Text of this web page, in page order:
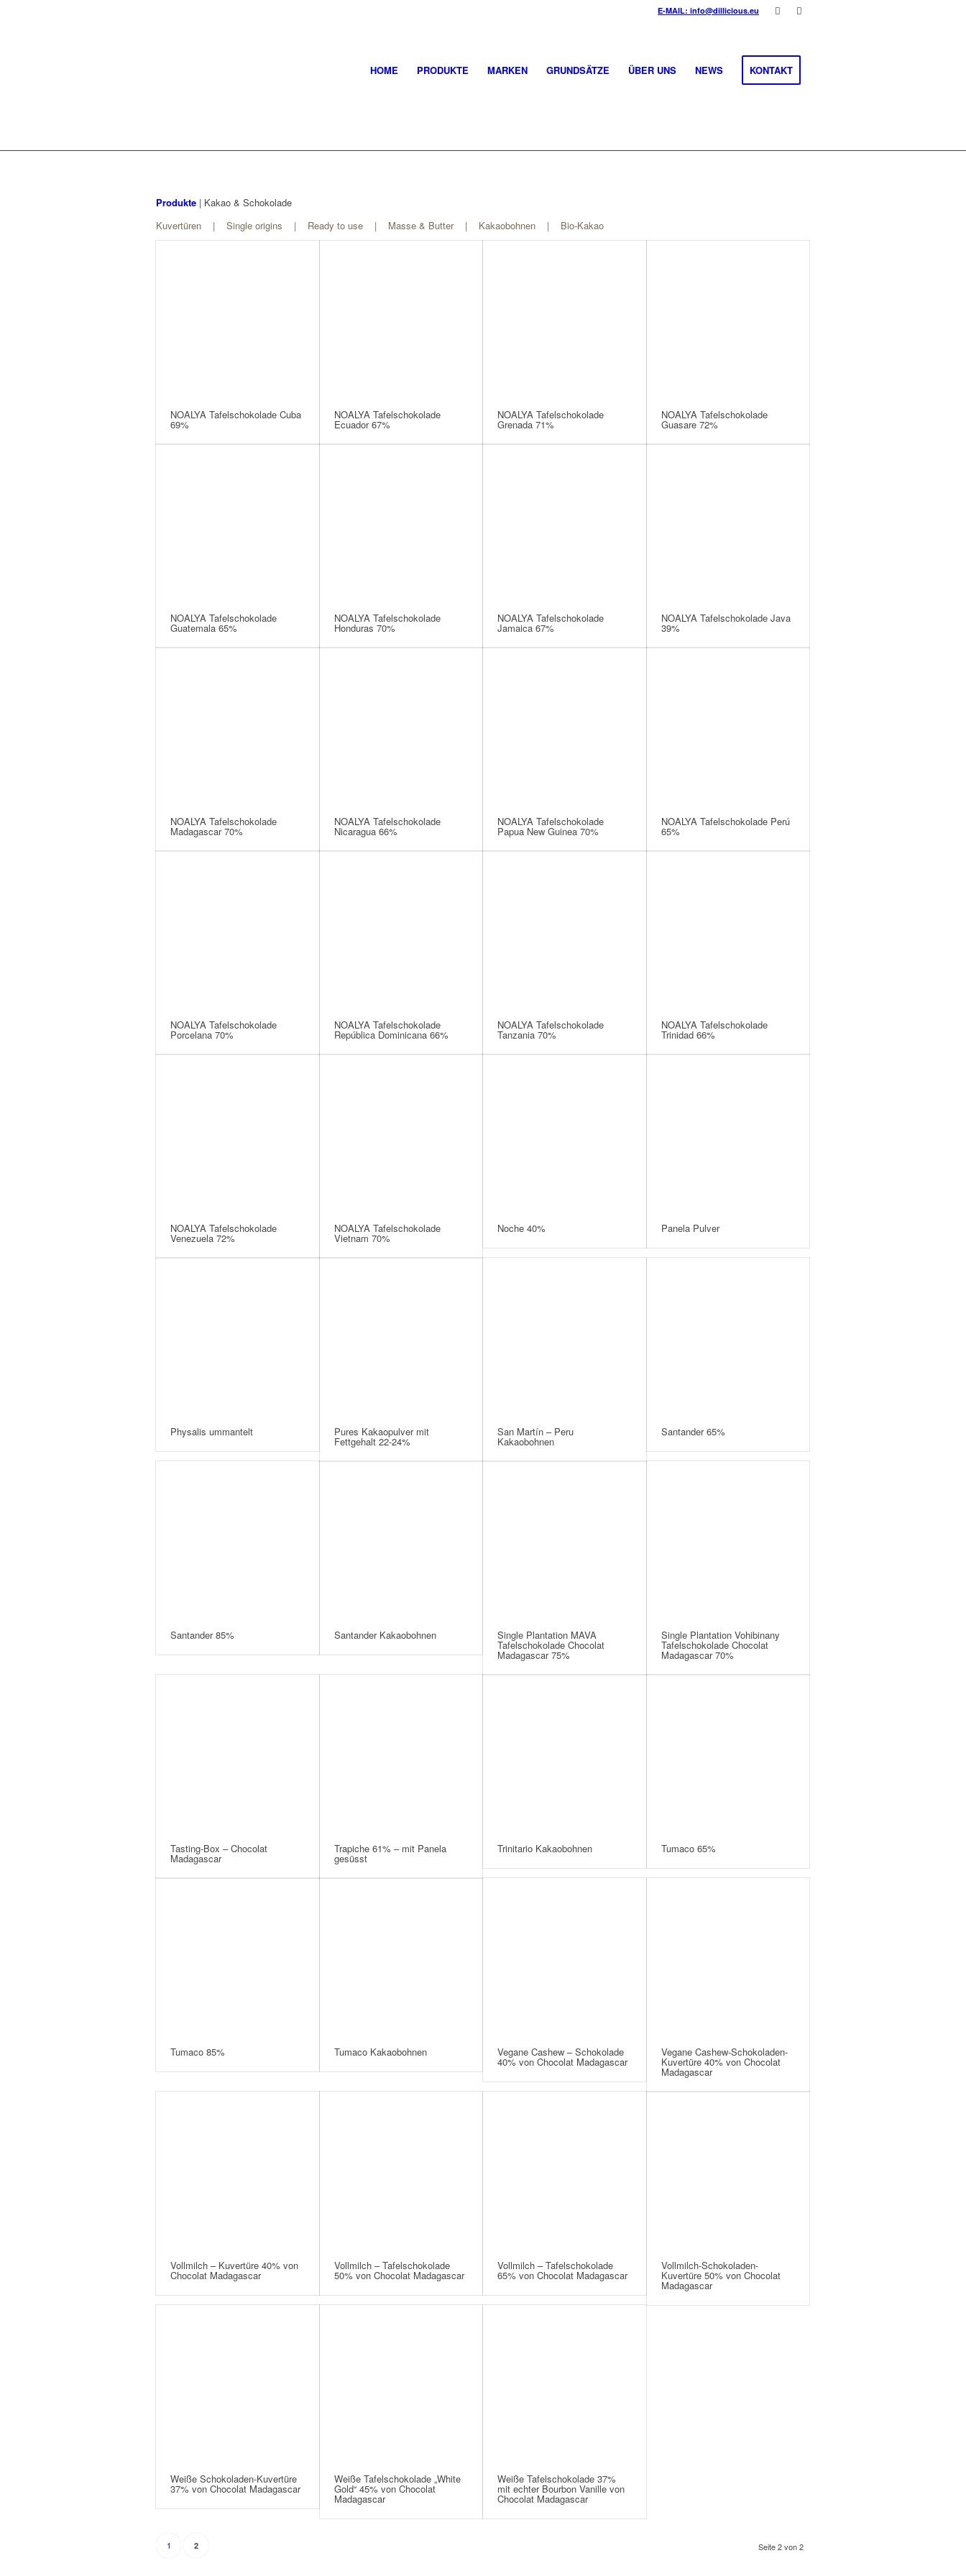
E-MAIL: info@dillicious.eu
HOME PRODUKTE MARKEN GRUNDSÄTZE ÜBER UNS NEWS KONTAKT
Produkte | Kakao & Schokolade
Kuvertüren | Single origins | Ready to use | Masse & Butter| Kakaobohnen | Bio-Kakao
NOALYA Tafelschokolade Cuba
69%
NOALYA Tafelschokolade
Ecuador 67%
NOALYA Tafelschokolade
Grenada 71%
NOALYA Tafelschokolade
Guasare 72%
NOALYA Tafelschokolade
Guatemala 65%
NOALYA Tafelschokolade
Honduras 70%
NOALYA Tafelschokolade
Jamaica 67%
NOALYA Tafelschokolade Java
39%
NOALYA Tafelschokolade
Madagascar 70%
NOALYA Tafelschokolade
Nicaragua 66%
NOALYA Tafelschokolade
Papua New Guinea 70%
NOALYA Tafelschokolade Perú
65%
NOALYA Tafelschokolade
Porcelana 70%
NOALYA Tafelschokolade
República Dominicana 66%
NOALYA Tafelschokolade
Tanzania 70%
NOALYA Tafelschokolade
Trinidad 66%
NOALYA Tafelschokolade
Venezuela 72%
NOALYA Tafelschokolade
Vietnam 70%
Noche 40% Panela Pulver
Physalis ummantelt Pures Kakaopulver mit
Fettgehalt 22-24%
San Martín – Peru
Kakaobohnen
Santander 65%
Santander 85% Santander Kakaobohnen Single Plantation MAVA
Tafelschokolade Chocolat
Madagascar 75%
Single Plantation Vohibinany
Tafelschokolade Chocolat
Madagascar 70%
Tasting-Box – Chocolat
Madagascar
Trapiche 61% – mit Panela
gesüsst
Trinitario Kakaobohnen Tumaco 65%
Tumaco 85% Tumaco Kakaobohnen Vegane Cashew – Schokolade
40% von Chocolat Madagascar
Vegane Cashew-Schokoladen-
Kuvertüre 40% von Chocolat
Madagascar
Vollmilch – Kuvertüre 40% von
Chocolat Madagascar
Vollmilch – Tafelschokolade
50% von Chocolat Madagascar
Vollmilch – Tafelschokolade
65% von Chocolat Madagascar
Vollmilch-Schokoladen-
Kuvertüre 50% von Chocolat
Madagascar
Weiße Schokoladen-Kuvertüre
37% von Chocolat Madagascar
Weiße Tafelschokolade „White
Gold“ 45% von Chocolat
Madagascar
Weiße Tafelschokolade 37%
mit echter Bourbon Vanille von
Chocolat Madagascar
Seite 2 von 2
1 2